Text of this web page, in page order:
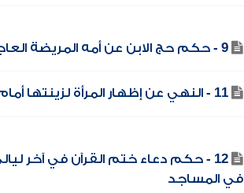
9 - حكم حج الابن عن أمه المريضة العاجزة عن الحج
11 - النهي عن إظهار المرأة لزينتها أمام الأجانب
12 - حكم دعاء ختم القرآن في آخر
في المساجد